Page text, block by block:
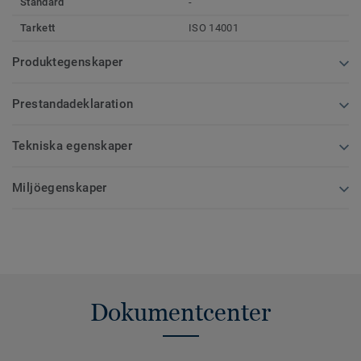
Tarkett ISO 14001
Produktegenskaper
Prestandadeklaration
Tekniska egenskaper
Miljöegenskaper
Dokumentcenter